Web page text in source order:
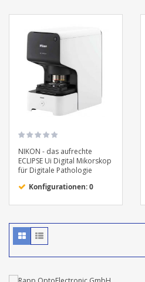
NIKON - das aufrechte
ECLIPSE Ui Digital Mikorskop
für Digitale Pathologie
Konfigurationen: 0